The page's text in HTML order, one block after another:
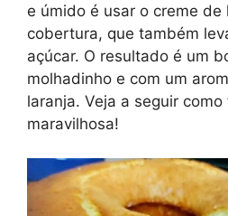
e úmido é usar o creme de
cobertura, que também
açúcar. O resultado é um
molhadinho e com um
laranja. Veja a seguir
maravilhosa!